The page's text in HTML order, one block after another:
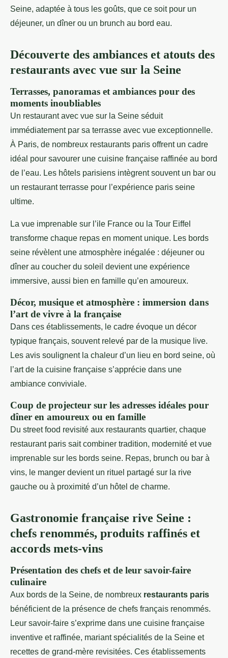
Seine, adaptée à tous les goûts, que ce soit pour un
déjeuner, un dîner ou un brunch au bord eau.
Découverte des ambiances et atouts des
restaurants avec vue sur la Seine
Terrasses, panoramas et ambiances pour des
moments inoubliables
Un restaurant avec vue sur la Seine séduit
immédiatement par sa terrasse avec vue exceptionnelle.
À Paris, de nombreux restaurants paris offrent un cadre
idéal pour savourer une cuisine française raffinée au bord
de l’eau. Les hôtels parisiens intègrent souvent un bar ou
un restaurant terrasse pour l’expérience paris seine
ultime.
La vue imprenable sur l’ile France ou la Tour Eiffel
transforme chaque repas en moment unique. Les bords
seine révèlent une atmosphère inégalée : déjeuner ou
dîner au coucher du soleil devient une expérience
immersive, aussi bien en famille qu’en amoureux.
Décor, musique et atmosphère : immersion dans
l’art de vivre à la française
Dans ces établissements, le cadre évoque un décor
typique français, souvent relevé par de la musique live.
Les avis soulignent la chaleur d’un lieu en bord seine, où
l’art de la cuisine française s’apprécie dans une
ambiance conviviale.
Coup de projecteur sur les adresses idéales pour
dîner en amoureux ou en famille
Du street food revisité aux restaurants quartier, chaque
restaurant paris sait combiner tradition, modernité et vue
imprenable sur les bords seine. Repas, brunch ou bar à
vins, le manger devient un rituel partagé sur la rive
gauche ou à proximité d’un hôtel de charme.
Gastronomie française rive Seine :
chefs renommés, produits raffinés et
accords mets-vins
Présentation des chefs et de leur savoir-faire
culinaire
Aux bords de la Seine, de nombreux restaurants paris
bénéficient de la présence de chefs français renommés.
Leur savoir-faire s’exprime dans une cuisine française
inventive et raffinée, mariant spécialités de la Seine et
recettes de grand-mère revisitées. Ces établissements